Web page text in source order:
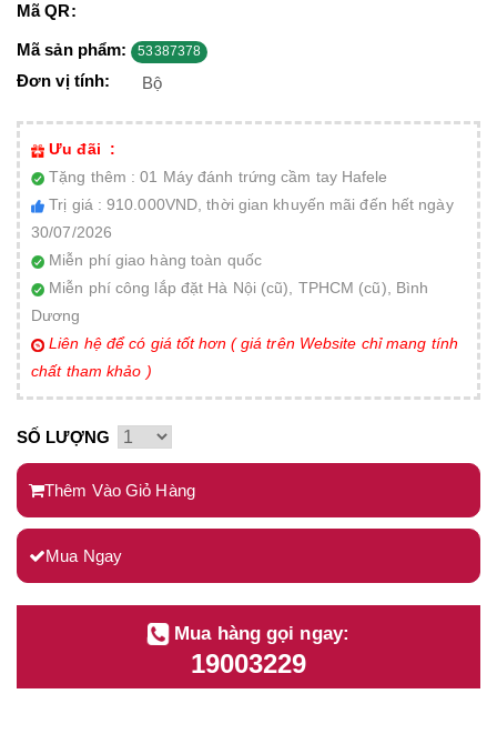
Mã QR:
Mã sản phẩm: 53387378
Đơn vị tính: Bộ
Ưu đãi :
Tặng thêm : 01 Máy đánh trứng cầm tay Hafele
Trị giá : 910.000VND, thời gian khuyến mãi đến hết ngày
30/07/2026
Miễn phí giao hàng toàn quốc
Miễn phí công lắp đặt Hà Nội (cũ), TPHCM (cũ), Bình
Dương
Liên hệ để có giá tốt hơn ( giá trên Website chỉ mang tính
chất tham khảo )
SỐ LƯỢNG
Thêm Vào Giỏ Hàng
Mua Ngay
Mua hàng gọi ngay:
19003229